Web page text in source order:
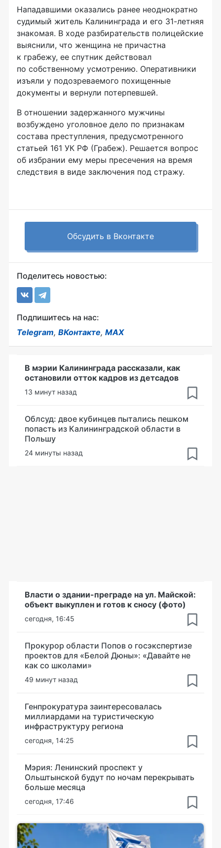
Нападавшими оказались ранее неоднократно
судимый житель Калининграда и его 31-летняя
знакомая. В ходе разбирательств полицейские
выяснили, что женщина не причастна
к грабежу, ее спутник действовал
по собственному усмотрению. Оперативники
изъяли у подозреваемого похищенные
документы и вернули потерпевшей.
В отношении задержанного мужчины
возбуждено уголовное дело по признакам
состава преступления, предусмотренного
статьей 161 УК РФ (Грабеж). Решается вопрос
об избрании ему меры пресечения на время
следствия в виде заключения под стражу.
Обсудить в Вконтакте
Поделитесь новостью:
Подпишитесь на нас:
Telegram, ВКонтакте, MAX
В мэрии Калининграда рассказали, как
остановили отток кадров из детсадов
13 минут назад
Облсуд: двое кубинцев пытались пешком
попасть из Калининградской области в
Польшу
24 минуты назад
Власти о здании-преграде на ул. Майской:
объект выкуплен и готов к сносу (фото)
сегодня, 16:45
Прокурор области Попов о госэкспертизе
проектов для «Белой Дюны»: «Давайте не
как со школами»
49 минут назад
Генпрокуратура заинтересовалась
миллиардами на туристическую
инфраструктуру региона
сегодня, 14:25
Мэрия: Ленинский проспект у
Ольштынской будут по ночам перекрывать
больше месяца
сегодня, 17:46